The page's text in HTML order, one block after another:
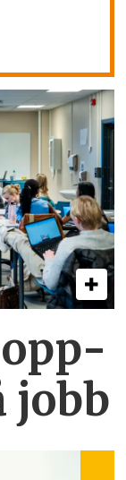
opp­
jobb